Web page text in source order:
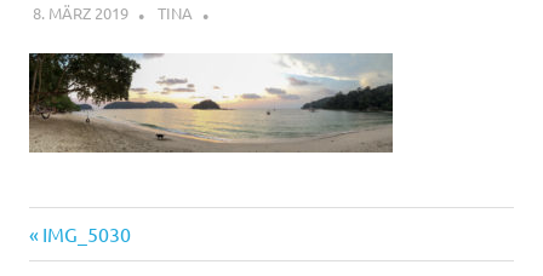
8. MÄRZ 2019 TINA
Beitragsnavigation
Vorheriger
Beitrag:
IMG_5030